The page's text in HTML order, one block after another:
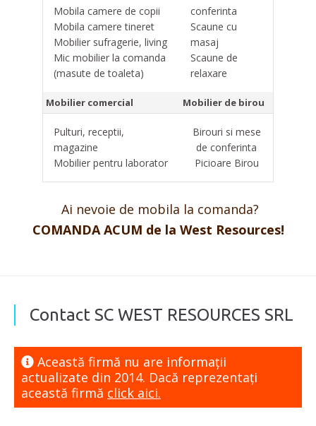
Mobila camere de copii
Mobila camere tineret
Mobilier sufragerie, living
Mic mobilier la comanda
(masute de toaleta)
conferinta
Scaune cu
masaj
Scaune de
relaxare
Mobilier comercial Mobilier de birou
Pulturi, receptii,
magazine
Mobilier pentru laborator
Birouri si mese
de conferinta
Picioare Birou
Ai nevoie de mobila la comanda?
COMANDA ACUM de la West Resources!
Contact SC WEST RESOURCES SRL
Această firmă nu are informaţii
actualizate din 2014. Dacă reprezentaţi
această firmă click aici.